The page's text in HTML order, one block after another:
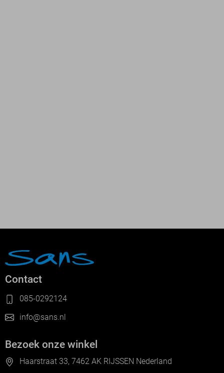
Contact
085-0292124
info@sans.nl
Bezoek onze winkel
Haarstraat 33, 7462 AK RIJSSEN Nederland